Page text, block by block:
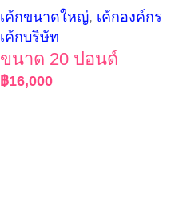
เค้กขนาดใหญ่, เค้กองค์กร
เค้กบริษัท
ขนาด 20 ปอนด์
฿16,000